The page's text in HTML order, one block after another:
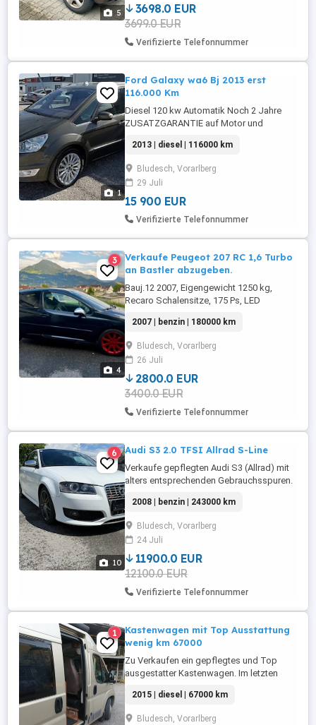
5
imeinwandfreien Zustand!
3698.0 EUR
3699.0 EUR
Verifizierte Telefonnummer
1
Ford Galaxy wa6 Bj 2013 erst
116.000 Km
Diesel 120 kw Automatik Noch 2 Jahre
ZUSATZGARANTIE auf Motor und
angemeldet.
2013 | diesel | 116000 km
Bludesch, Vorarlberg
29 Juli
15 900 EUR
Verifizierte Telefonnummer
4
3
Verkaufe Peugeot 207 RC 1,6 Turbo
an Bastler abzugeben.
Bauj.12 2007, Eigengewicht 1250 kg,
Recaro Schalensitze, 175 Ps, LED
vorhanden, Neuer Turboschlauch,
Fahrwerkstieferlegung H&R-typisiert, 17
Zoll Felgen mit 205 45 R17 Gummis-
typisiert an BASTLER um 3400 FIXPREIS
abzugeben!!!
2007 | benzin | 180000 km
Bludesch, Vorarlberg
26 Juli
2800.0 EUR
3400.0 EUR
Verifizierte Telefonnummer
10
6 Audi S3 2.0 TFSI Allrad S-Line
Verkaufe gepflegten Audi S3 (Allrad) mit
alters entsprechenden Gebrauchsspuren.
Mai 2024 Zahnriemen erneuert Februar
2025 Kette Nockenwelleverstellung
erneuert April 2026 Bremsen Vorne &
Hinten erneuert April 2026 Service +
Pickerl April 2026
2008 | benzin | 243000 km
Bludesch, Vorarlberg
24 Juli
11900.0 EUR
12100.0 EUR
Verifizierte Telefonnummer
1
Kastenwagen mit Top Ausstattung
wenig km 67000
Zu Verkaufen ein gepflegtes und Top
ausgestatter Kastenwagen. Im letzten
km 60.300, neu Starterbatterie. Öamtc
Vorgeführt, Gasprüfung auch 2025.
2015 | diesel | 67000 km
Bludesch, Vorarlberg